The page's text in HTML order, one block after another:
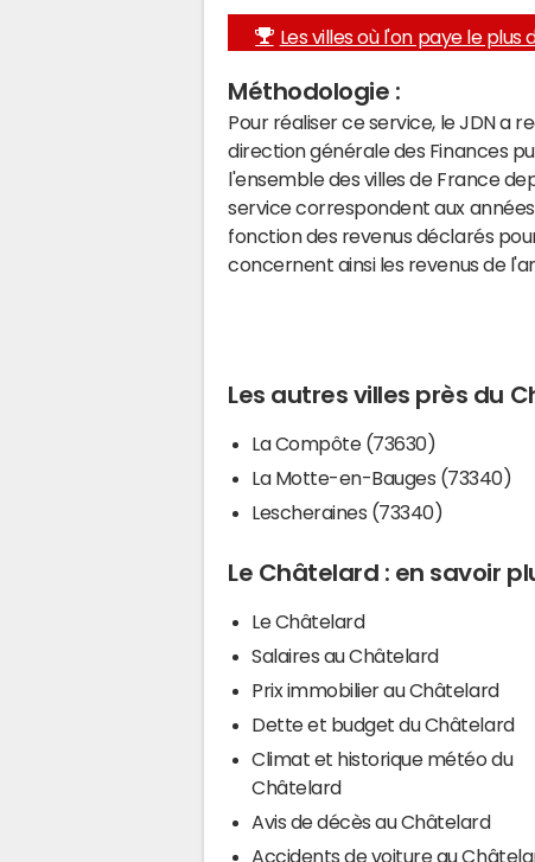
Les villes où l'on paye le plus
Méthodologie :
Pour réaliser ce service, le JDN a
direction générale des Finances
l'ensemble des villes de France
service correspondent aux
fonction des revenus déclarés
concernent ainsi les revenus de
Les autres villes près du
La Compôte (73630)
La Motte-en-Bauges (73340)
Lescheraines (73340)
Le Châtelard : en savoir
Le Châtelard
Salaires au Châtelard
Prix immobilier au Châtelard
Dette et budget du Châtelard
Climat et historique météo du
Châtelard
Avis de décès au Châtelard
Accidents de voiture au